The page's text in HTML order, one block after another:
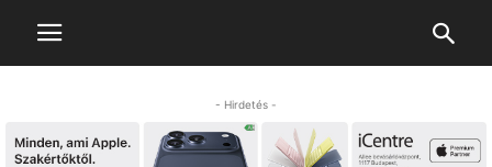
- Hirdetés -